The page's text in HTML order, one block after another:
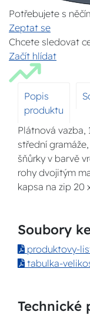
Potřebujete s
Zeptat se
Chcete sledovat
Začít hlídat
Popis
produktu
Plátnová vazba,
střední
šňůrky v barvě
rohy dvojitým
kapsa na zip 20
Soubory
produktovy-
tabulka-
Technické